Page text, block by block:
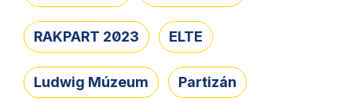
RAKPART 2023 ELTE
Ludwig Múzeum Partizán